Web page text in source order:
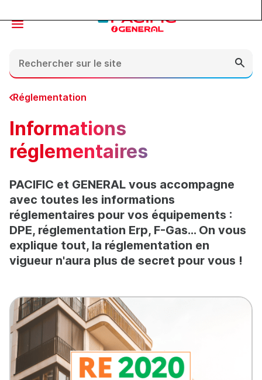
Réglementation
Informations
réglementaires
PACIFIC et GENERAL vous accompagne
avec toutes les informations
réglementaires pour vos équipements :
DPE, réglementation Erp, F-Gas... On vous
explique tout, la réglementation en
vigueur n'aura plus de secret pour vous !